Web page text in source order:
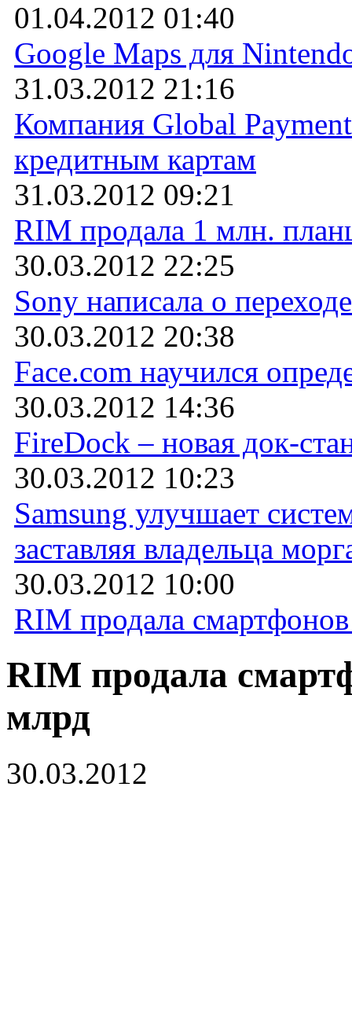
01.04.2012 01:40
Google Maps для
31.03.2012 21:16
Компания Global
кредитным картам
31.03.2012 09:21
RIM продала 1 млн.
30.03.2012 22:25
Sony написала о
30.03.2012 20:38
Face.com научился
30.03.2012 14:36
FireDock – новая док-
30.03.2012 10:23
Samsung улучшает
заставляя владельца
30.03.2012 10:00
RIM продала
RIM продала
млрд
30.03.2012